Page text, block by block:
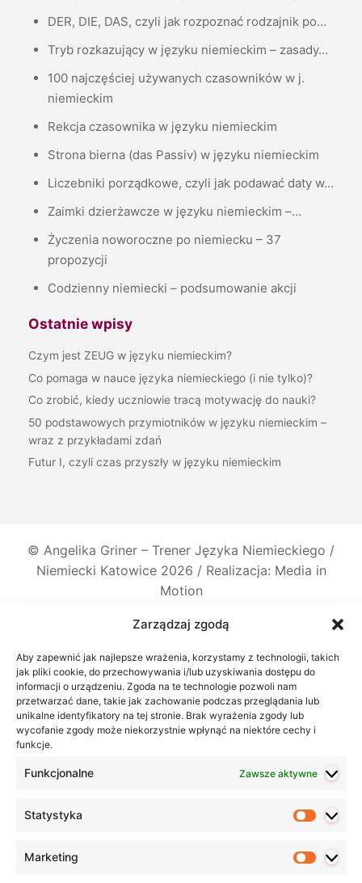
Zarządzaj zgodą
Aby zapewnić jak najlepsze wrażenia, korzystamy z technologii, takich
jak pliki cookie, do przechowywania i/lub uzyskiwania dostępu do
informacji o urządzeniu. Zgoda na te technologie pozwoli nam
przetwarzać dane, takie jak zachowanie podczas przeglądania lub
unikalne identyfikatory na tej stronie. Brak wyrażenia zgody lub
wycofanie zgody może niekorzystnie wpłynąć na niektóre cechy i
funkcje.
Funkcjonalne Zawsze aktywne
Statystyka
Marketing
DER, DIE, DAS, czyli jak rozpoznać rodzajnik po…
Tryb rozkazujący w języku niemieckim – zasady…
100 najczęściej używanych czasowników w j.
niemieckim
Rekcja czasownika w języku niemieckim
Strona bierna (das Passiv) w języku niemieckim
Liczebniki porządkowe, czyli jak podawać daty w…
Zaimki dzierżawcze w języku niemieckim –…
Życzenia noworoczne po niemiecku – 37
propozycji
Codzienny niemiecki – podsumowanie akcji
Ostatnie wpisy
Czym jest ZEUG w języku niemieckim?
Co pomaga w nauce języka niemieckiego (i nie tylko)?
Co zrobić, kiedy uczniowie tracą motywację do nauki?
50 podstawowych przymiotników w języku niemieckim –
wraz z przykładami zdań
Futur I, czyli czas przyszły w języku niemieckim
© Angelika Griner – Trener Języka Niemieckiego /
Niemiecki Katowice2026 / Realizacja: Media in
Motion